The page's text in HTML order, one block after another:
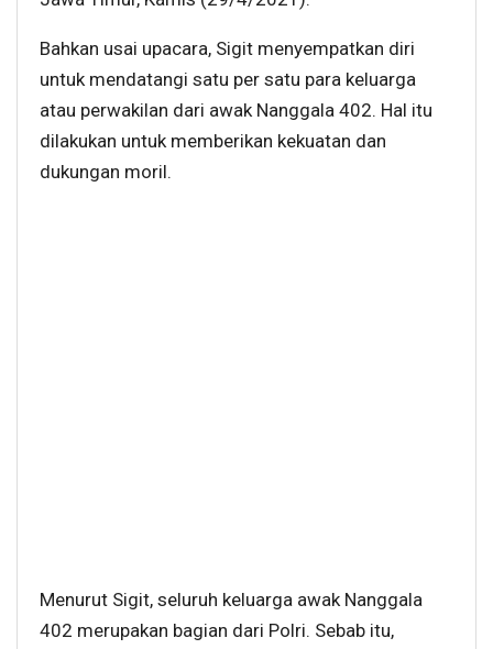
Bahkan usai upacara, Sigit menyempatkan diri
untuk mendatangi satu per satu para keluarga
atau perwakilan dari awak Nanggala 402. Hal itu
dilakukan untuk memberikan kekuatan dan
dukungan moril.
Menurut Sigit, seluruh keluarga awak Nanggala
402 merupakan bagian dari Polri. Sebab itu,